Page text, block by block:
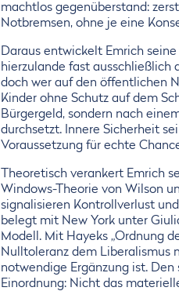
machtlos gegenüberstand:
Notbremsen, ohne je eine
Daraus entwickelt Emrich
hierzulande fast ausschließlich
doch wer auf den öffentlichen
Kinder ohne Schutz auf dem
Bürgergeld, sondern nach
durchsetzt. Innere Sicherheit
Voraussetzung für echte
Theoretisch verankert Emrich
Windows-Theorie von Wilson
signalisieren Kontrollverlust
belegt mit New York unter
Modell. Mit Hayeks „Ordnung
Nulltoleranz dem Liberalismus
notwendige Ergänzung ist.
Einordnung: Nicht das